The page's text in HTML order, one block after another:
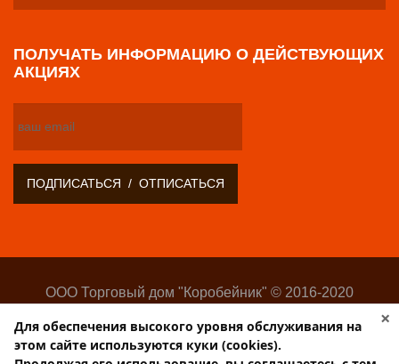
ПОЛУЧАТЬ ИНФОРМАЦИЮ О ДЕЙСТВУЮЩИХ
АКЦИЯХ
ООО Торговый дом "Коробейник" © 2016-2020
изделий
Разработка:Web-студия Websilon
×
Для обеспечения высокого уровня обслуживания на
этом сайте используются куки (cookies).